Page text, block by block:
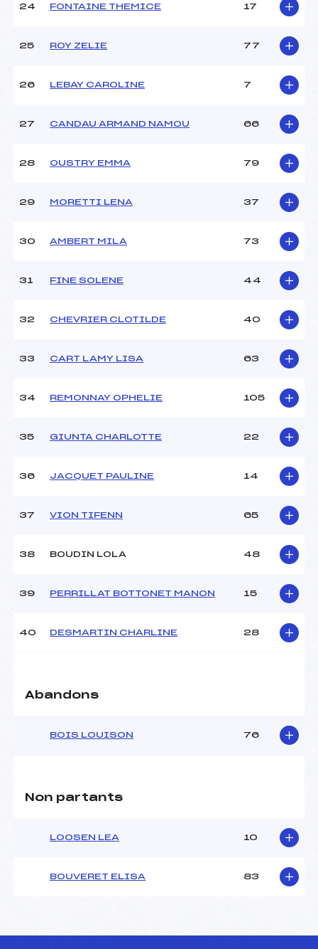
24 FONTAINE THEMICE 17
25 ROY ZELIE 77
26 LEBAY CAROLINE 7
27 CANDAU ARMAND NAMOU 66
28 OUSTRY EMMA 79
29 MORETTI LENA 37
30 AMBERT MILA 73
31 FINE SOLENE 44
32 CHEVRIER CLOTILDE 40
33 CART LAMY LISA 63
34 REMONNAY OPHELIE 105
35 GIUNTA CHARLOTTE 22
36 JACQUET PAULINE 14
37 VION TIFENN 65
38 BOUDIN LOLA 48
39 PERRILLAT BOTTONET MANON 15
40 DESMARTIN CHARLINE 28
Abandons
BOIS LOUISON 76
Non partants
LOOSEN LEA 10
BOUVERET ELISA 83